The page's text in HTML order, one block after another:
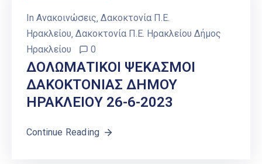
In Ανακοινώσεις Δακοκτονία Π.Ε.
Ηρακλείου Δακοκτονία Π.Ε. Ηρακλείου Δήμος
Ηρακλείου
0
ΔΟΛΩΜΑΤΙΚΟΙ ΨΕΚΑΣΜΟΙ
ΔΑΚΟΚΤΟΝΙΑΣ ΔΗΜΟΥ
ΗΡΑΚΛΕΙΟY 26-6-2023
Continue Reading